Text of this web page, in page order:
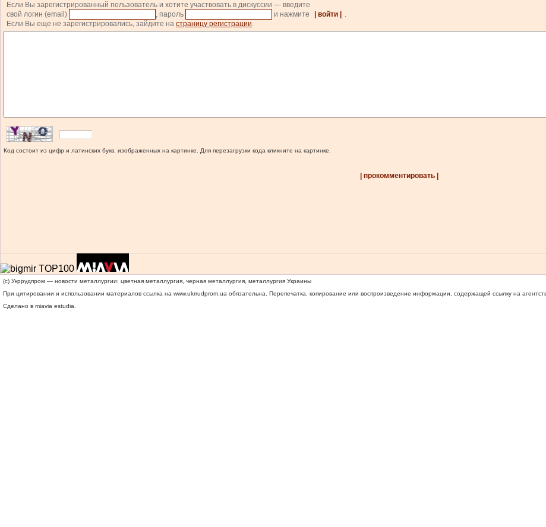
Если Вы зарегистрированный пользователь и хотите участвовать в дискуссии — введите
свой логин (email)
, пароль и нажмите | войти |
.
Если Вы еще не зарегистрировались, зайдите на страницу регистрации.
Код состоит из цифр и латинских букв, изображенных на картинке. Для перезагрузки кода кликните на картинке.
| прокомментировать |
(c) Укррудпром — новости металлургии: цветная металлургия, черная металлургия, металлургия Украины
При цитировании и использовании материалов ссылка на www.ukrrudprom.ua обязательна. Перепечатка, копирование или воспроизведение информации, содержащей ссылку на
Сделано в miavia estudia.